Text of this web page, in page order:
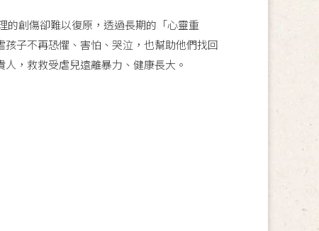
的創傷卻難以復原，透過長期的「心靈重
子不再恐懼、害怕、哭泣，也幫助他們找回
，救救受虐兒遠離暴力、健康長大。